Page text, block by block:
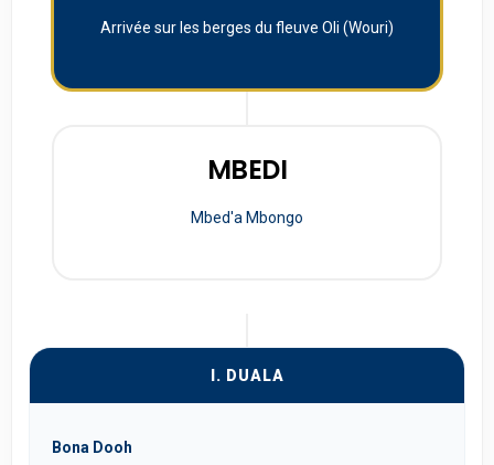
Arrivée sur les berges du fleuve Oli (Wouri)
MBEDI
Mbed'a Mbongo
I. DUALA
Bona Dooh